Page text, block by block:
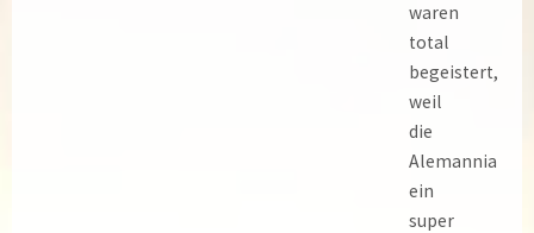
waren
total
begeistert,
weil
die
Alemannia
ein
super